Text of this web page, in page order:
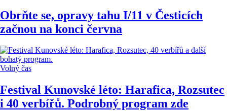
Obrňte se, opravy tahu I/11 v Česticích
začnou na konci června
Volný čas
Festival Kunovské léto: Harafica, Rozsutec
i 40 verbířů. Podrobný program zde